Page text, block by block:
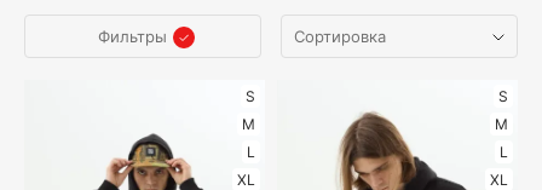
Фильтры
S
M
L
XL
S
M
L
XL